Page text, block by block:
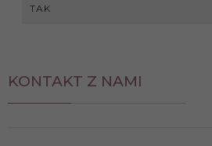
TAK
KONTAKT Z NAMI